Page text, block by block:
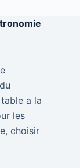
a la
les
choisir